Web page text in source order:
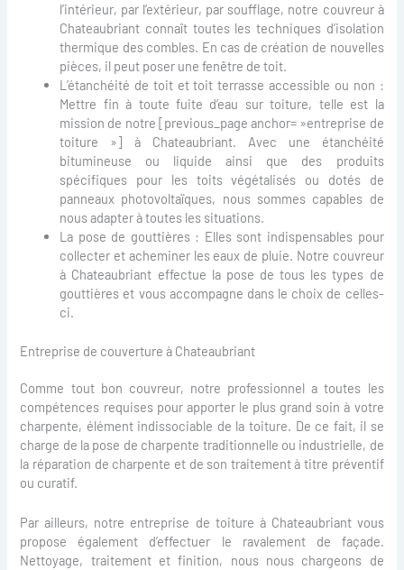
l’intérieur, par l’extérieur, par soufflage, notre couvreur à
Chateaubriant connaît toutes les techniques d’isolation
thermique des combles. En cas de création de nouvelles
pièces, il peut poser une fenêtre de toit.
L’étanchéité de toit et toit terrasse accessible ou non :
Mettre fin à toute fuite d’eau sur toiture, telle est la
mission de notre [previous_page anchor= »entreprise de
toiture »] à Chateaubriant. Avec une étanchéité
bitumineuse ou liquide ainsi que des produits
spécifiques pour les toits végétalisés ou dotés de
panneaux photovoltaïques, nous sommes capables de
nous adapter à toutes les situations.
La pose de gouttières : Elles sont indispensables pour
collecter et acheminer les eaux de pluie. Notre couvreur
à Chateaubriant effectue la pose de tous les types de
gouttières et vous accompagne dans le choix de celles-
ci.
Entreprise de couverture à Chateaubriant
Comme tout bon couvreur, notre professionnel a toutes les
compétences requises pour apporter le plus grand soin à votre
charpente, élément indissociable de la toiture. De ce fait, il se
charge de la pose de charpente traditionnelle ou industrielle, de
la réparation de charpente et de son traitement à titre préventif
ou curatif.
Par ailleurs, notre entreprise de toiture à Chateaubriant vous
propose également d’effectuer le ravalement de façade.
Nettoyage, traitement et finition, nous nous chargeons de